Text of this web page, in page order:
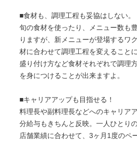
■食材も、調理工程も妥協はしない。
旬の食材を使ったり、メニュー数も
りますが、新メニューが登場するワ
材に合わせて調理工程を変えること
盛り付け方など食材それぞれで調理
を身につけることが出来ますよ。
■キャリアアップも目指せる！
料理長や副料理長などへのキャリア
分給与もきちんと反映。一人ひとり
店舗業績に合わせて、3ヶ月1度のペ